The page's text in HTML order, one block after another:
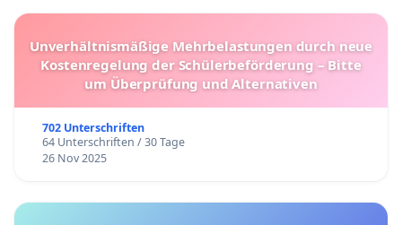
Unverhältnismäßige Mehrbelastungen durch neue
Kostenregelung der Schülerbeförderung – Bitte
um Überprüfung und Alternativen
702 Unterschriften
64 Unterschriften / 30 Tage
26 Nov 2025